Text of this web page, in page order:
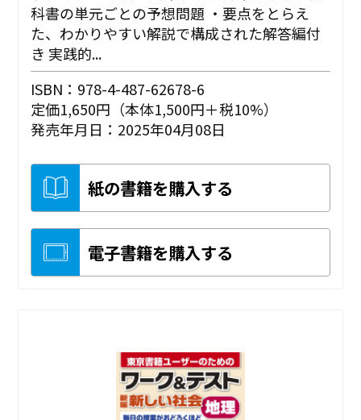
科書の単元ごとの予想問題 ・要点をとらえ
た、わかりやすい解説で構成された解答編付
き 実践的...
ISBN：978-4-487-62678-6
定価1,650円（本体1,500円＋税10%）
発売年月日：2025年04月08日
紙の書籍を購入する
電子書籍を購入する